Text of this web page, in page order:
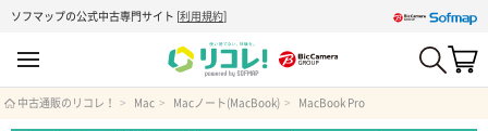
ソフマップの公式中古専門サイト [利用規約]
中古通販のリコレ！ Mac Macノート(MacBook) MacBook Pro